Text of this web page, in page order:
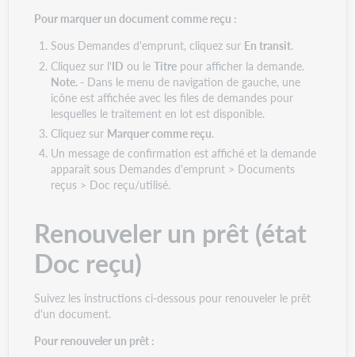
Pour marquer un document comme reçu :
Sous Demandes d'emprunt, cliquez sur En transit.
Cliquez sur l'ID ou le Titrepour afficher la demande.
Note. -Dans le menu de navigation de gauche, une
icône est affichée avec les files de demandes pour
lesquelles le traitement en lot est disponible.
Cliquez sur Marquer comme reçu.
Un message de confirmation est affiché et la demande
apparaît sous Demandes d'emprunt > Documents
reçus > Doc reçu/utilisé.
Renouveler un prêt (état
Doc reçu)
Suivez les instructions ci-dessous pour renouveler le prêt
d'un document.
Pour renouveler un prêt :